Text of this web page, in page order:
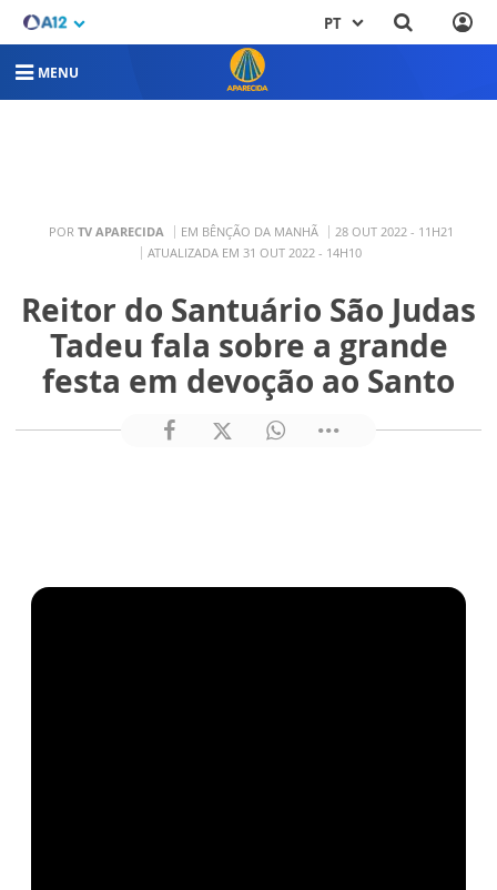
PT
MENU
POR TV APARECIDA EM BÊNÇÃO DA MANHÃ
28 OUT 2022 - 11H21
ATUALIZADA EM 31 OUT 2022 - 14H10
Reitor do Santuário São Judas
Tadeu fala sobre a grande
festa em devoção ao Santo